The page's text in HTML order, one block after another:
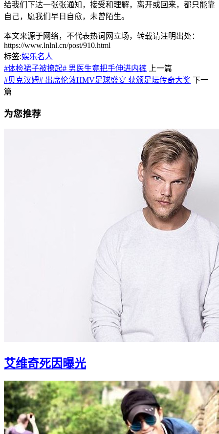
给我们下达一张张通知，接受和理解，离开或回来，都只能靠
自己，愿我们早日自愈，未曾陌生。
本文来源于网络，不代表热词网立场，转载请注明出处：
https://www.lnlnl.cn/post/910.html
标签:娱乐名人
#体检裙子被撩起# 男医生竟把手伸进内裤
上一篇
#贝克汉姆# 出席伦敦HMV足球盛宴 获颁足坛传奇大奖 下一
篇
为您推荐
艾维奇死因曝光